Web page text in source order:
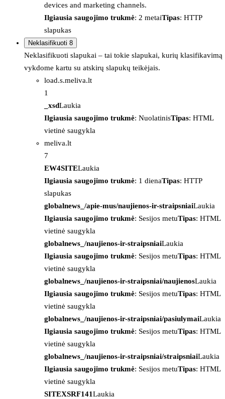
devices and marketing channels.
Ilgiausia saugojimo trukmė: 2 metaiTipas: HTTP
slapukas
Neklasifikuoti 8
Neklasifikuoti slapukai – tai tokie slapukai, kurių klasifikavimą
vykdome kartu su atskirų slapukų teikėjais.
load.s.meliva.lt
1
_xsdLaukia
Ilgiausia saugojimo trukmė: NuolatinisTipas: HTML
vietinė saugykla
meliva.lt
7
EW4SITELaukia
Ilgiausia saugojimo trukmė: 1 dienaTipas: HTTP
slapukas
globalnews_/apie-mus/naujienos-ir-straipsniaiLaukia
Ilgiausia saugojimo trukmė: Sesijos metuTipas: HTML
vietinė saugykla
globalnews_/naujienos-ir-straipsniaiLaukia
Ilgiausia saugojimo trukmė: Sesijos metuTipas: HTML
vietinė saugykla
globalnews_/naujienos-ir-straipsniai/naujienosLaukia
Ilgiausia saugojimo trukmė: Sesijos metuTipas: HTML
vietinė saugykla
globalnews_/naujienos-ir-straipsniai/pasiulymaiLaukia
Ilgiausia saugojimo trukmė: Sesijos metuTipas: HTML
vietinė saugykla
globalnews_/naujienos-ir-straipsniai/straipsniaiLaukia
Ilgiausia saugojimo trukmė: Sesijos metuTipas: HTML
vietinė saugykla
SITEXSRF141Laukia